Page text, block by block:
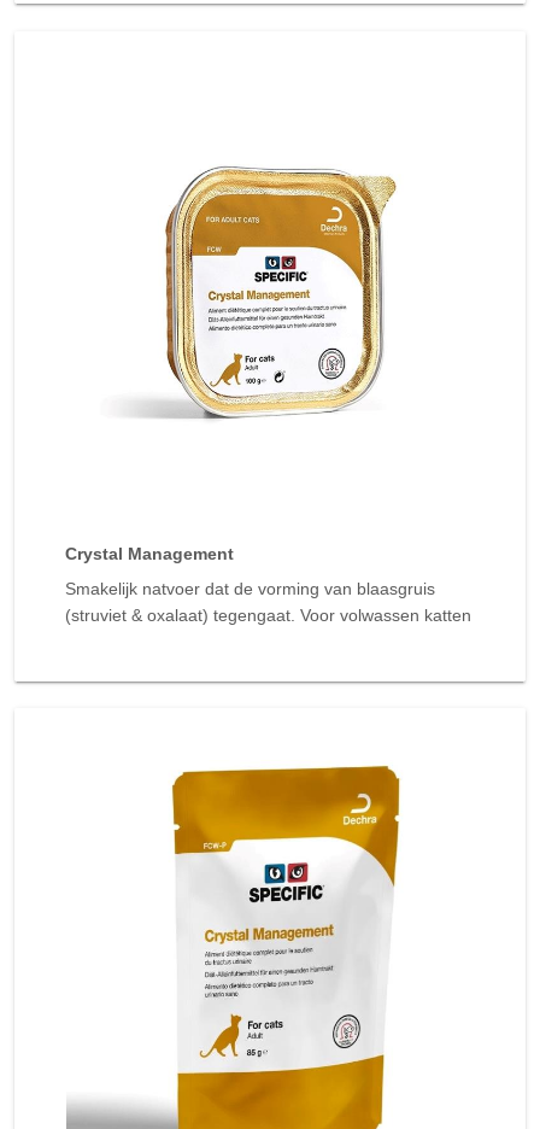
Crystal Management
Smakelijk natvoer dat de vorming van blaasgruis
(struviet & oxalaat) tegengaat. Voor volwassen katten